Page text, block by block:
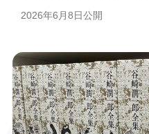
2026年6月8日公開